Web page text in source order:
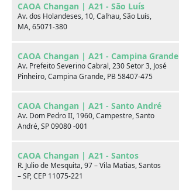
CAOA Changan | A21 - São Luís
Av. dos Holandeses, 10, Calhau, São Luís,
MA, 65071-380
CAOA Changan | A21 - Campina Grande
Av. Prefeito Severino Cabral, 230 Setor 3, José
Pinheiro, Campina Grande, PB 58407-475
CAOA Changan | A21 - Santo André
Av. Dom Pedro II, 1960, Campestre, Santo
André, SP 09080 -001
CAOA Changan | A21 - Santos
R. Julio de Mesquita, 97 – Vila Matias, Santos
– SP, CEP 11075-221
Consulte por marca